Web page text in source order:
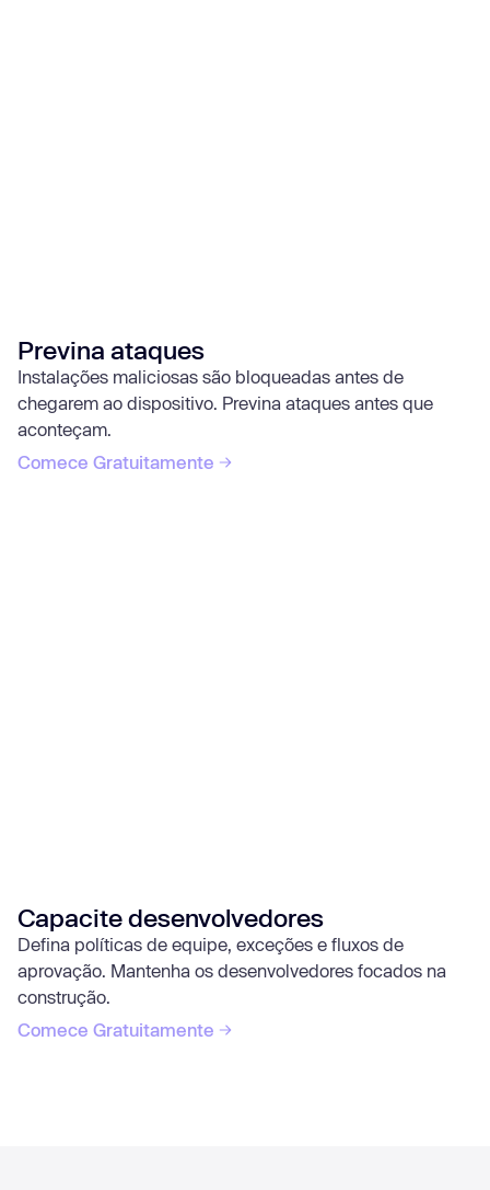
Previna ataques
Instalações maliciosas são bloqueadas antes de
chegarem ao dispositivo. Previna ataques antes que
aconteçam.
Comece Gratuitamente
Capacite desenvolvedores
Defina políticas de equipe, exceções e fluxos de
aprovação. Mantenha os desenvolvedores focados na
construção.
Comece Gratuitamente